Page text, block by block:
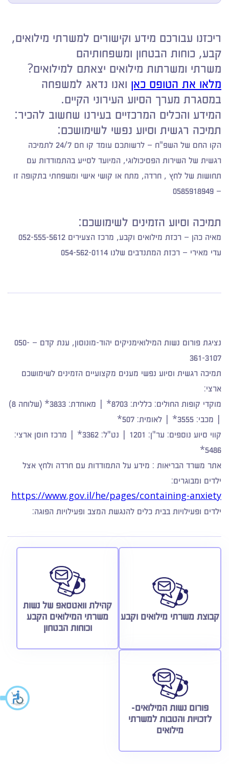
ריכזנו עבורכם מידע וקישורים למשרתי מילואים,
קבע, כוחות הבטחון ומשפחותיהם
משרתי ומשרתות מילואים יצאתם למילואים?
מלאו את הטופס כאן ואנו נדאג למשפחה
במסגרת מערך הסיוע העירוני הקיים.
המידע והכלים המרכזיים בעירנו שחשוב להכיר:
תמיכה רגשית וסיוע נפשי לשימושכם:
הקו החם של השפ"ח – לרשותכם עומד קו חם 24/7 לתמיכה
רגשית של השירות הפסיכולוגי, המיועד לסייע בהתמודדות עם
תחושות של לחץ , חרדה, מתח או קושי אישי ומשפחתי בתקופה זו
– 0585918949
תמיכה וסיוע הזמינים לשימושכם:
מאיה כהן – רכזת מילואים וקבע, מרכז הצעירים 052-555-5612
עדי מאירי – רכזת המתנדבים שלנו 054-562-0114
נציגת פורום נשות המילואימניקים יהוד-מונוסון, ענת קדם – 050-
361-3107
תמיכה רגשית וסיוע נפשי מענים מקצועיים הזמינים לשימושכם
ארצי:
מוקדי קופות החולים: כללית: 8703* | מאוחדת: 3833* (שלוחה 8)
| מכבי: 3555* | לאומית: 507*
קווי סיוע נוספים: ער"ן: 1201 | נט"ל: 3362* | מרכז חוסן ארצי:
5486*
אתר משרד הבריאות : מידע על התמודדות עם חרדה ולחץ אצל
ילדים ומבוגרים:
https://www.gov.il/he/pages/containing-anxiety
ילדים ופעילויות בבית כלים להנגשת המצב ופעילויות הפוגה:
קבוצת משרתי מילואים וקבע
קהילת וואטסאפ של נשות
משרתי המילואים הקבע
וכוחות הבטחון
פורום נשות המילואים-
לזכויות והטבות למשרתי
מילואים